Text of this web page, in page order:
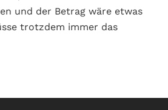
und der Betrag wäre etwas
trotzdem immer das